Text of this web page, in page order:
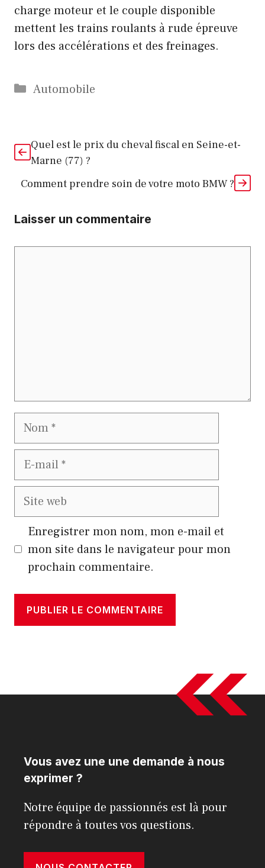
charge moteur et le couple disponible
mettent les trains roulants à rude épreuve
lors des accélérations et des freinages.
Catégories
Automobile
Quel est le prix du cheval fiscal en Seine-et-
Marne (77) ?
Comment prendre soin de votre moto BMW ?
Laisser un commentaire
Nom
E-
Site
Enregistrer mon nom, mon e-mail et
mon site dans le navigateur pour mon
prochain commentaire.
Vous avez une une demande à nous
exprimer ?
Notre équipe de passionnés est là pour
répondre à toutes vos questions.